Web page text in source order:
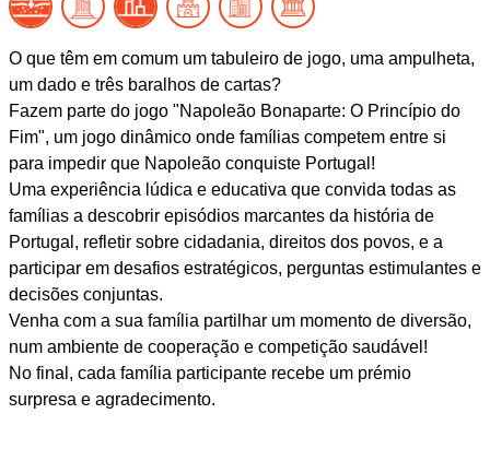
O que têm em comum um tabuleiro de jogo, uma ampulheta,
um dado e três baralhos de cartas?
Fazem parte do jogo "Napoleão Bonaparte: O Princípio do
Fim", um jogo dinâmico onde famílias competem entre si
para impedir que Napoleão conquiste Portugal!
Uma experiência lúdica e educativa que convida todas as
famílias a descobrir episódios marcantes da história de
Portugal, refletir sobre cidadania, direitos dos povos, e a
participar em desafios estratégicos, perguntas estimulantes e
decisões conjuntas.
Venha com a sua família partilhar um momento de diversão,
num ambiente de cooperação e competição saudável!
No final, cada família participante recebe um prémio
surpresa e agradecimento.